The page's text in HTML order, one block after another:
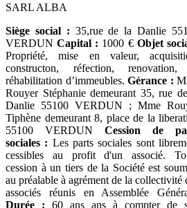
SARL ALBA
Siège social : 35,rue de la Danlie
VERDUNCapital : 1000 € Objet
Propriété, mise en valeur,
constructon, réfection,
réhabilitation d’immeubles. Gérance :
Rouyer Stéphanie demeurant 35, rue
Danlie 55100 VERDUN ; Mme
Tiphène demeurant 8, place de la
55100 VERDUN Cession de
sociales : Les parts sociales sont
cessibles au profit d'un associé.
cession à un tiers de la Société est
au préalable à agrément de la collectivité
associés réunis en Assemblée
Durée : 60 ans ans à compter de